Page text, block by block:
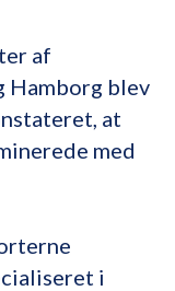
af
Hamborg blev
at
med
i